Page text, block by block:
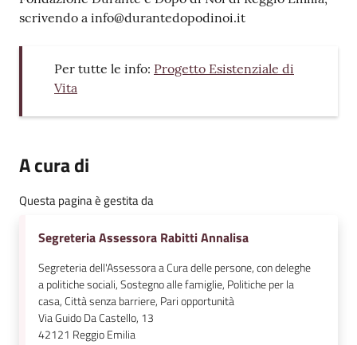
scrivendo a info@durantedopodinoi.it
Per tutte le info: Progetto Esistenziale di
Vita
A cura di
Questa pagina è gestita da
Segreteria Assessora Rabitti Annalisa
Segreteria dell'Assessora a Cura delle persone, con deleghe
a politiche sociali, Sostegno alle famiglie, Politiche per la
casa, Città senza barriere, Pari opportunità
Via Guido Da Castello, 13
42121 Reggio Emilia